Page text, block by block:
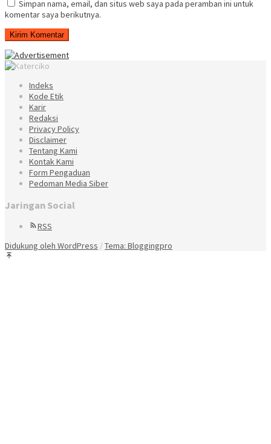
Simpan nama, email, dan situs web saya pada peramban ini untuk
komentar saya berikutnya.
Indeks
Kode Etik
Karir
Redaksi
Privacy Policy
Disclaimer
Tentang Kami
Kontak Kami
Form Pengaduan
Pedoman Media Siber
Jaringan Social
RSS
Didukung oleh WordPress /Tema: Bloggingpro